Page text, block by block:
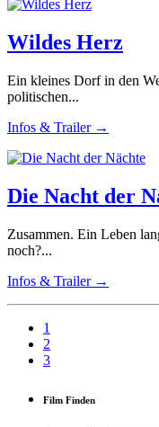
Wildes Herz
Ein kleines Dorf in den
politischen...
Infos & Trailer →
Die Nacht der
Zusammen. Ein Leben
noch?...
Infos & Trailer →
1
2
3
Film Finden